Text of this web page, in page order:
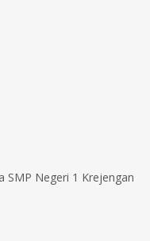
SMP Negeri 1 Krejengan